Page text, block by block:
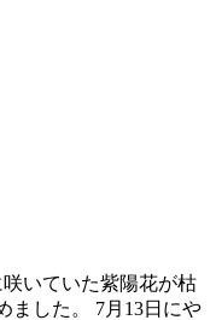
いていた紫陽花が枯
ました。 7月13日にや